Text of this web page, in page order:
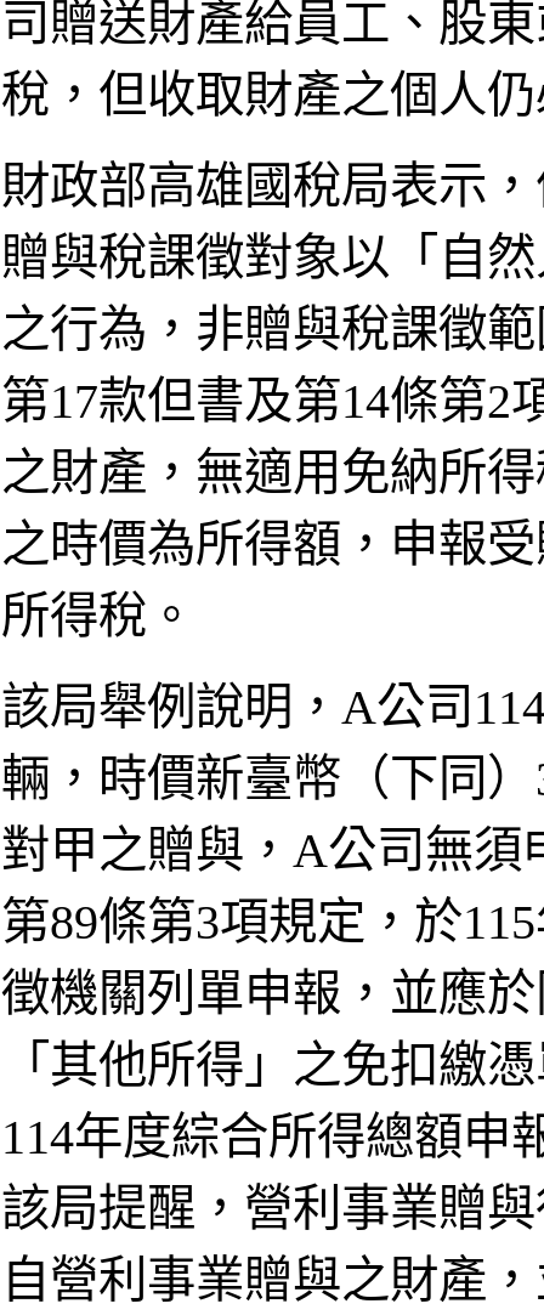
司贈送財產給員工、股
稅，但收取財產之個人
財政部高雄國稅局表示
贈與稅課徵對象以「自
之行為，非贈與稅課徵
第17款但書及第14條第2
之財產，無適用免納所
之時價為所得額，申報
所得稅。
該局舉例說明，A公司
輛，時價新臺幣（下同
對甲之贈與，A公司無須
第89條第3項規定，於
徵機關列單申報，並應
「其他所得」之免扣繳
114年度綜合所得總額申
該局提醒，營利事業贈
自營利事業贈與之財產